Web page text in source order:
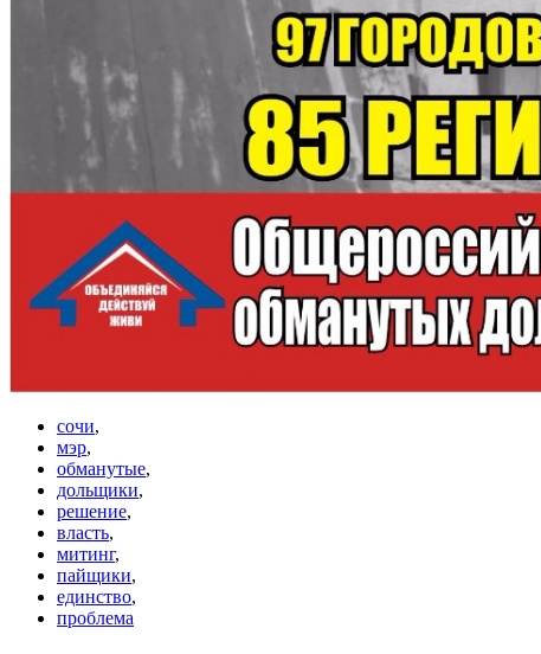
сочи,
мэр,
обманутые,
дольщики,
решение,
власть,
митинг,
пайщики,
единство,
проблема